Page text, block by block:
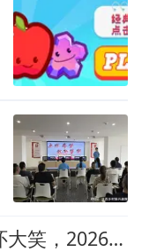
上交大险胜清华，姚明开怀大笑，2026年有新突破